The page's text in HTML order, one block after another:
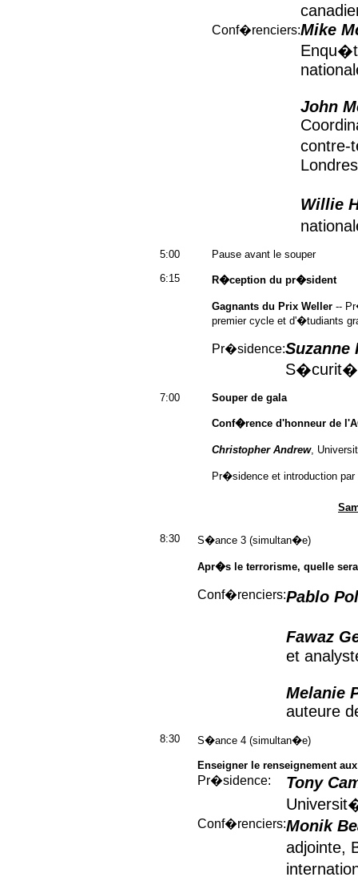
Conf�renciers:Mike
John
contre-
Londres
Willie
5:00
Pause avant le souper
6:15
R�ception du pr�sident
Gagnants du Prix Weller --
premier cycle et d'�tudiants
Pr�sidence:Suzanne
S�curit�
7:00 Souper de gala
Conf�rence d'honneur de
Christopher Andrew,
Pr�sidence et introduction par
8:30 S�ance 3 (simultan�e)
Apr�s le terrorisme, quelle
Conf�renciers:Pablo
Fawaz
et
Melanie
auteure
8:30 S�ance 4 (simultan�e)
Enseigner le renseignement
Pr�sidence:
Tony
Conf�renciers:Monik
adjointe,